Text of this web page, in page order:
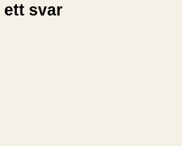
ett svar